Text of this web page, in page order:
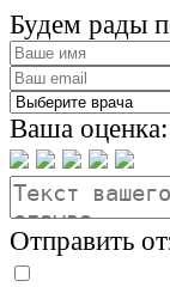
Будем рады
Ваша оценка:
Отправить